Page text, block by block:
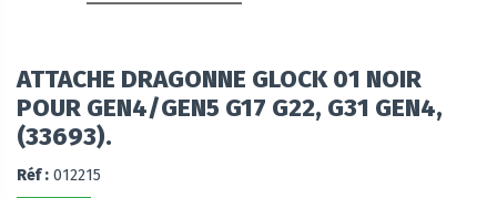
ATTACHE DRAGONNE GLOCK 01 NOIR
POUR GEN4/GEN5 G17 G22, G31 GEN4,
(33693).
Réf : 012215